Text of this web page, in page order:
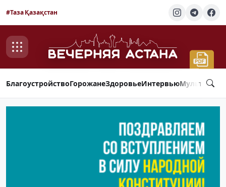
#Таза Қазақстан
БлагоустройствоГорожанеЗдоровьеИнтервью